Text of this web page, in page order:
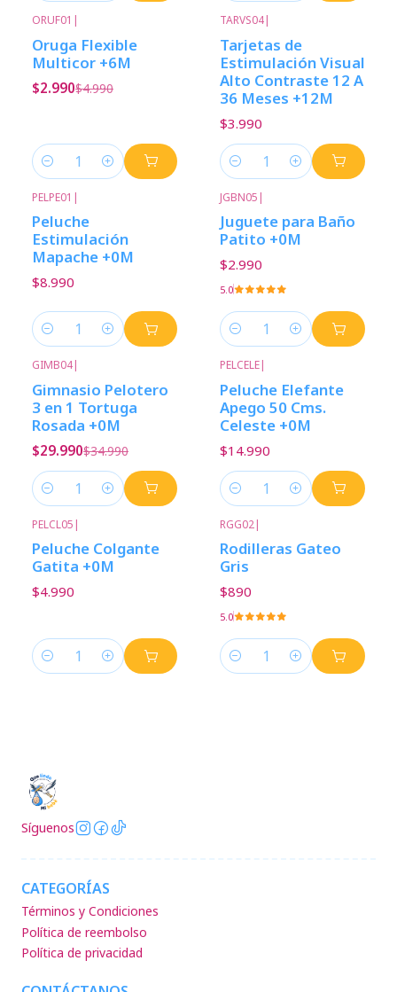
ORUF01 |
Oruga Flexible
Multicor +6M
$2.990$4.990
Cantidad
TARVS04|
Tarjetas de
Estimulación Visual
Alto Contraste 12 A
36 Meses +12M
$3.990
Cantidad
PELPE01 |
Peluche
Estimulación
Mapache +0M
$8.990
Cantidad
JGBN05 |
Juguete para Baño
Patito +0M
$2.990
5.0
Cantidad
GIMB04|
Gimnasio Pelotero
3 en 1 Tortuga
Rosada +0M
$29.990$34.990
Cantidad
PELCELE|
Peluche Elefante
Apego 50 Cms.
Celeste +0M
$14.990
Cantidad
PELCL05 |
Peluche Colgante
Gatita +0M
$4.990
Cantidad
RGG02|
Rodilleras Gateo
Gris
$890
5.0
Cantidad
Síguenos
CATEGORÍAS
Términos y Condiciones
Política de reembolso
Política de privacidad